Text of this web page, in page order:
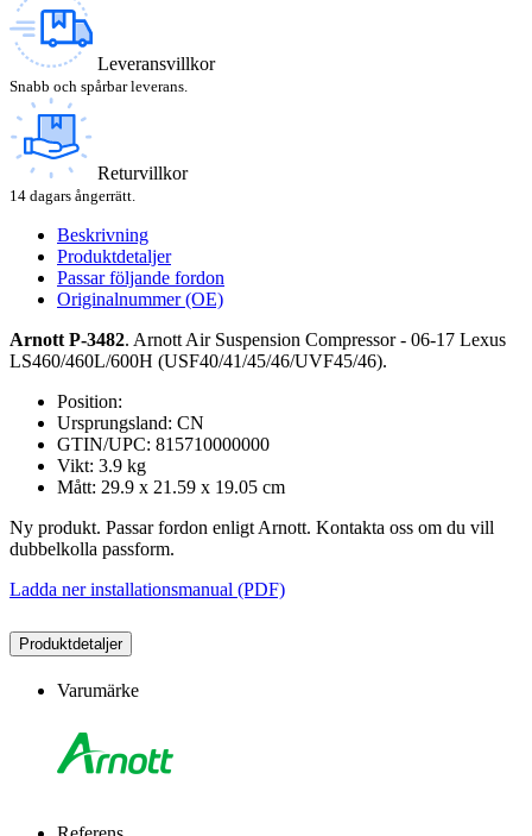
Leveransvillkor
Snabb och spårbar leverans.
Returvillkor
14 dagars ångerrätt.
Beskrivning
Produktdetaljer
Passar följande fordon
Originalnummer (OE)
Arnott P-3482. Arnott Air Suspension Compressor - 06-17 Lexus
LS460/460L/600H (USF40/41/45/46/UVF45/46).
Position:
Ursprungsland: CN
GTIN/UPC: 815710000000
Vikt: 3.9 kg
Mått: 29.9 x 21.59 x 19.05 cm
Ny produkt. Passar fordon enligt Arnott. Kontakta oss om du vill
dubbelkolla passform.
Ladda ner installationsmanual (PDF)
Produktdetaljer
Varumärke